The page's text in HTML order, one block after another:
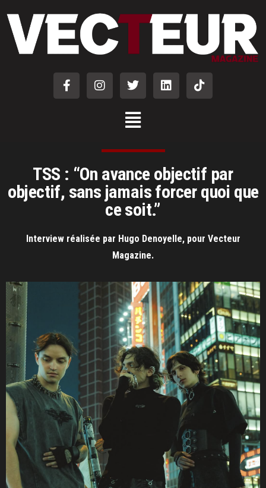
TSS : “On avance objectif par
objectif, sans jamais forcer quoi que
ce soit.”
Interview réalisée par Hugo Denoyelle, pour Vecteur
Magazine.